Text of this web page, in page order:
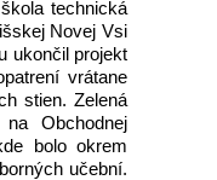
technická
Novej Vsi
ukončil projekt
vrátane
stien. Zelená
Obchodnej
bolo okrem
učební.